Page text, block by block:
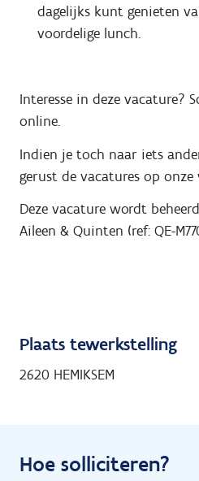
dagelijks kunt genieten
voordelige lunch.
Interesse in deze vacature?
online.
Indien je toch naar iets
gerust de vacatures op onze
Deze vacature wordt
Aileen & Quinten (ref: QE-
Plaats tewerkstelling
2620 HEMIKSEM
Hoe solliciteren?